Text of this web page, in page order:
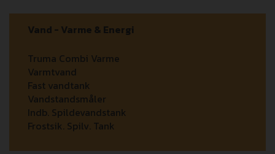
Vand - Varme & Energi
Truma Combi Varme
Varmtvand
Fast vandtank
Vandstandsmåler
Indb. Spildevandstank
Frostsik. Spilv. Tank